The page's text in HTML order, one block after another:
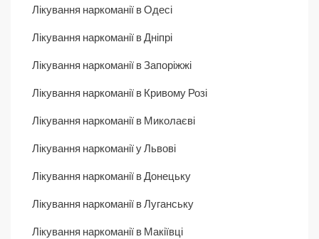
Лікування наркоманії в Одесі
Лікування наркоманії в Дніпрі
Лікування наркоманії в Запоріжжі
Лікування наркоманії в Кривому Розі
Лікування наркоманії в Миколаєві
Лікування наркоманії у Львові
Лікування наркоманії в Донецьку
Лікування наркоманії в Луганську
Лікування наркоманії в Макіївці